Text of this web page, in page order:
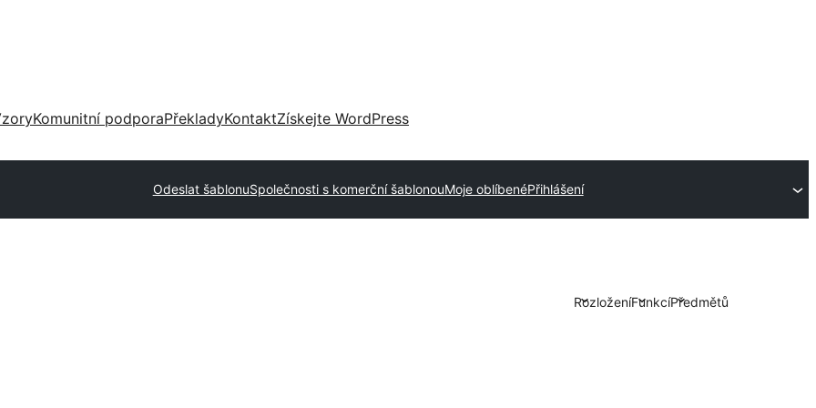
Komunitní podporaPřekladyKontaktZískejte WordPress
Odeslat šablonuSpolečnosti s komerční šablonouMoje oblíbenéPřihlášení
RozloženíFunkcíPředmětů